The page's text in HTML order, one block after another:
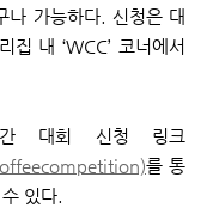
나 가능하다. 신청은 대
집 내 ‘WCC’ 코너에서
대회 신청 링크
를 통
있다